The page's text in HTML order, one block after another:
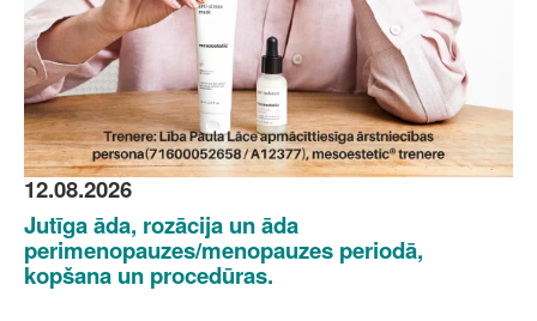
12.08.2026
Jutīga āda, rozācija un āda
perimenopauzes/menopauzes periodā,
kopšana un procedūras.